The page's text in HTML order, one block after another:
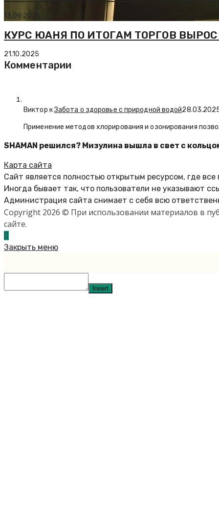
13.09.2025
КУРС ЮАНЯ ПО ИТОГАМ ТОРГОВ
21.10.2025
Комментарии
Виктор кЗабота о здоровье с природной водой
Применение методов хлорирования и озонирования
SHAMAN решился? Мизулина вышла в свет с
Карта сайта
Сайт является полностью открытым ресурсом, где
Иногда бывает так, что пользователи не указывают
Администрация сайта снимает с себя всю
Copyright 2026 © При использовании материалов в
сайте.
Закрыть меню
Insert